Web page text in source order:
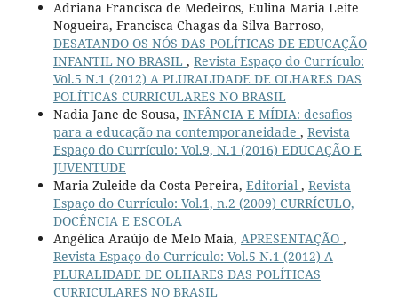
Adriana Francisca de Medeiros, Eulina Maria Leite
Nogueira, Francisca Chagas da Silva Barroso,
DESATANDO OS NÓS DAS POLÍTICAS DE EDUCAÇÃO
INFANTIL NO BRASIL , Revista Espaço do Currículo:
Vol.5 N.1 (2012) A PLURALIDADE DE OLHARES DAS
POLÍTICAS CURRICULARES NO BRASIL
Nadia Jane de Sousa, INFÂNCIA E MÍDIA: desafios
para a educação na contemporaneidade , Revista
Espaço do Currículo: Vol.9, N.1 (2016) EDUCAÇÃO E
JUVENTUDE
Maria Zuleide da Costa Pereira, Editorial , Revista
Espaço do Currículo: Vol.1, n.2 (2009) CURRÍCULO,
DOCÊNCIA E ESCOLA
Angélica Araújo de Melo Maia, APRESENTAÇÃO ,
Revista Espaço do Currículo: Vol.5 N.1 (2012) A
PLURALIDADE DE OLHARES DAS POLÍTICAS
CURRICULARES NO BRASIL